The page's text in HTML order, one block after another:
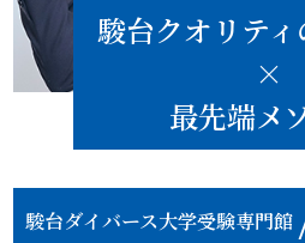
駿台クオリテ
×
最先端メ
駿台ダイバース大学受験専門館